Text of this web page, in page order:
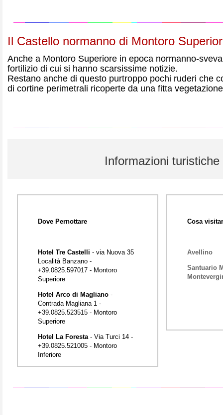
Il Castello normanno di Montoro
Anche a Montoro Superiore in epoca normanno-
fortilizio di cui si hanno scarsissime notizie.
Restano anche di questo purtroppo pochi ruderi che
di cortine perimetrali ricoperte da una fitta
Informazioni turistiche
Dove Pernottare
Hotel Tre Castelli - via Nuova 35
Località Banzano -
+39.0825.597017 - Montoro
Superiore
Hotel Arco di Magliano-
Contrada Magliana 1 -
+39.0825.523515 - Montoro
Superiore
Hotel La Foresta- Via Turci 14 -
+39.0825.521005 - Montoro
Inferiore
Cosa
Avellino
Santuario